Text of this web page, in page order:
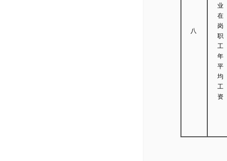
八
业
在
岗
职
工
年
平
均
工
资